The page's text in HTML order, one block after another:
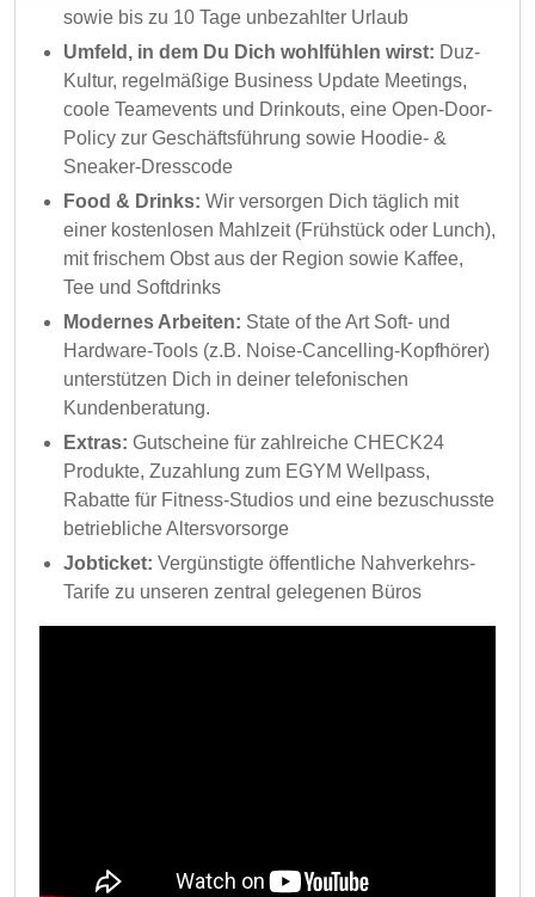
sowie bis zu 10 Tage unbezahlter Urlaub
Umfeld, in dem Du Dich wohlfühlen wirst: Duz-
Kultur, regelmäßige Business Update Meetings,
coole Teamevents und Drinkouts, eine Open-Door-
Policy zur Geschäftsführung sowie Hoodie- &
Sneaker-Dresscode
Food & Drinks: Wir versorgen Dich täglich mit
einer kostenlosen Mahlzeit (Frühstück oder Lunch),
mit frischem Obst aus der Region sowie Kaffee,
Tee und Softdrinks
Modernes Arbeiten: State of the Art Soft- und
Hardware-Tools (z.B. Noise-Cancelling-Kopfhörer)
unterstützen Dich in deiner telefonischen
Kundenberatung.
Extras: Gutscheine für zahlreiche CHECK24
Produkte, Zuzahlung zum EGYM Wellpass,
Rabatte für Fitness-Studios und eine bezuschusste
betriebliche Altersvorsorge
Jobticket: Vergünstigte öffentliche Nahverkehrs-
Tarife zu unseren zentral gelegenen Büros